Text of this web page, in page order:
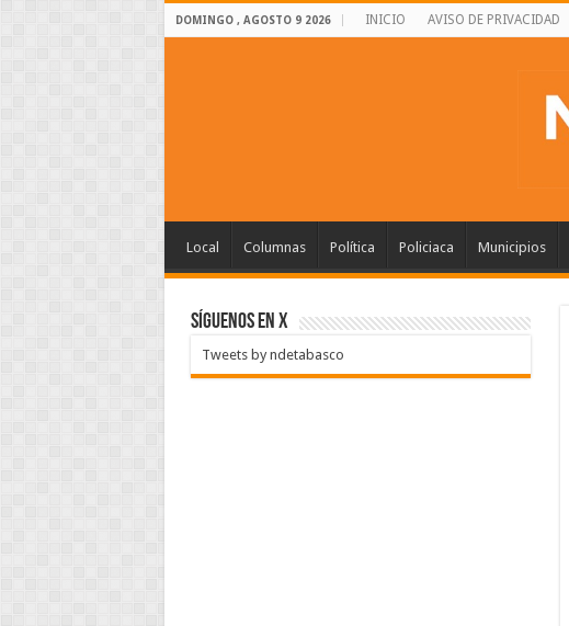
DOMINGO , AGOSTO 9 2026 INICIO AVISO DE PRIVACIDAD
Local Columnas Política Policiaca Municipios
SÍGUENOS EN X
Tweets by ndetabasco